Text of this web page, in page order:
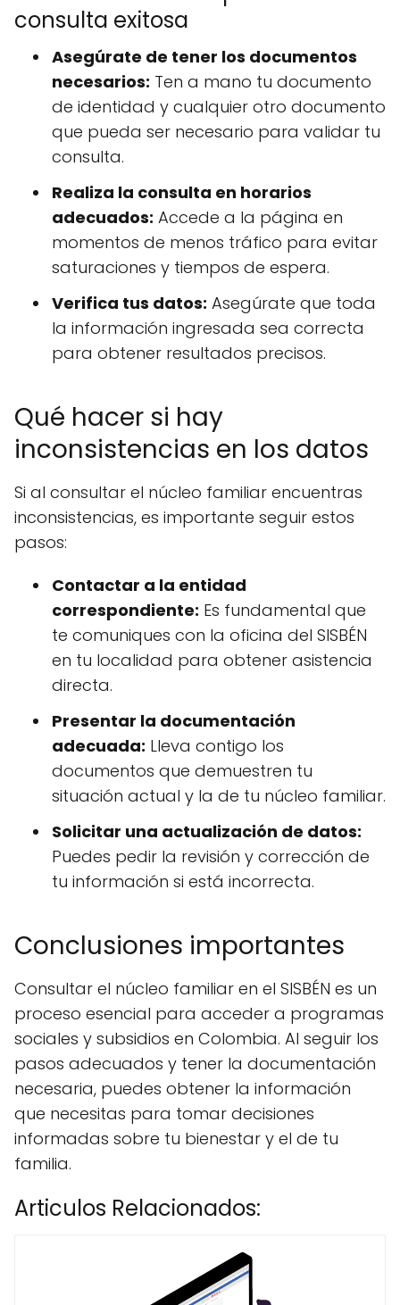
consulta exitosa
Asegúrate de tener los documentos
necesarios: Ten a mano tu documento
de identidad y cualquier otro documento
que pueda ser necesario para validar tu
consulta.
Realiza la consulta en horarios
adecuados: Accede a la página en
momentos de menos tráfico para evitar
saturaciones y tiempos de espera.
Verifica tus datos: Asegúrate que toda
la información ingresada sea correcta
para obtener resultados precisos.
Qué hacer si hay
inconsistencias en los datos
Si al consultar el núcleo familiar encuentras
inconsistencias, es importante seguir estos
pasos:
Contactar a la entidad
correspondiente: Es fundamental que
te comuniques con la oficina del SISBÉN
en tu localidad para obtener asistencia
directa.
Presentar la documentación
adecuada: Lleva contigo los
documentos que demuestren tu
situación actual y la de tu núcleo familiar.
Solicitar una actualización de datos:
Puedes pedir la revisión y corrección de
tu información si está incorrecta.
Conclusiones importantes
Consultar el núcleo familiar en el SISBÉN es un
proceso esencial para acceder a programas
sociales y subsidios en Colombia. Al seguir los
pasos adecuados y tener la documentación
necesaria, puedes obtener la información
que necesitas para tomar decisiones
informadas sobre tu bienestar y el de tu
familia.
Articulos Relacionados: